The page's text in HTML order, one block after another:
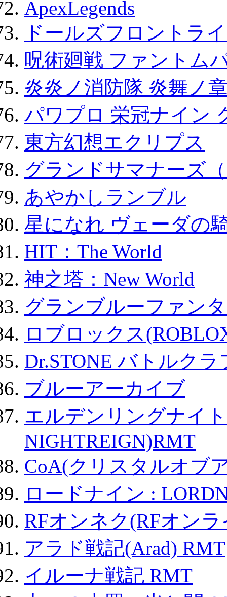
ApexLegends
ドールズフロントラ
呪術廻戦 ファントム
炎炎ノ消防隊 炎舞ノ
パワプロ 栄冠ナイン
東方幻想エクリプス
グランドサマナーズ
あやかしランブル
星になれ ヴェーダの
HIT：The World
神之塔：New World
グランブルーファン
ロブロックス
Dr.STONE バトルク
ブルーアーカイブ
エルデンリングナイ
NIGHTREIGN)RMT
CoA(クリスタルオブ
ロードナイン :
RFオンネク(RFオン
アラド戦記(Arad) RMT
イルーナ戦記 RMT